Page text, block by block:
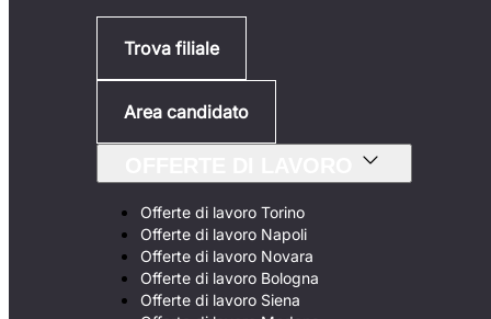
Trova filiale
Area candidato
Offerte di lavoro Torino
Offerte di lavoro Napoli
Offerte di lavoro Novara
Offerte di lavoro Bologna
Offerte di lavoro Siena